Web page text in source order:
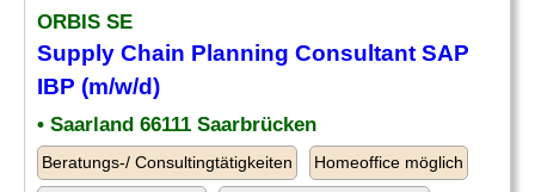
ORBIS SE
Supply Chain Planning Consultant SAP
IBP (m/w/d)
• Saarland 66111 Saarbrücken
Beratungs-/ Consultingtätigkeiten Homeoffice möglich